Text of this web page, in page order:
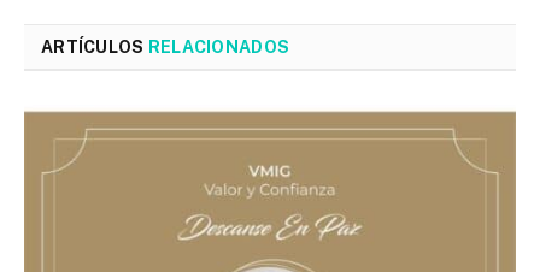
ARTÍCULOS RELACIONADOS